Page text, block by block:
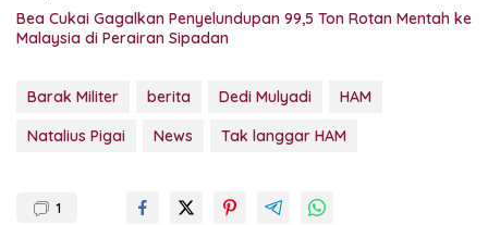
Bea Cukai Gagalkan Penyelundupan 99,5 Ton Rotan Mentah ke
Malaysia di Perairan Sipadan
Barak Militer berita Dedi Mulyadi
HAM
Natalius Pigai
News Tak langgar HAM
1